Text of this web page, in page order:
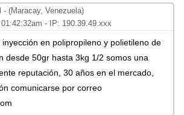
- (Maracay, Venezuela)
- IP: 190.39.49.xxx
en polipropileno y polietileno de
desde 50gr hasta 3kg 1/2 somos una
reputación, 30 años en el mercado,
comunicarse por correo